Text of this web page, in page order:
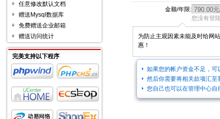
任意修改默认文档
赠送Mysql数据库
免费赠送企业邮箱
赠送访问统计
完美支持以下程序
金额/年限:
您没有登
为防止主观因素未能及时给网
惠！
如果您的帐户资金不足，
然后你需要将相关款项汇
您自己也可以在管理中心